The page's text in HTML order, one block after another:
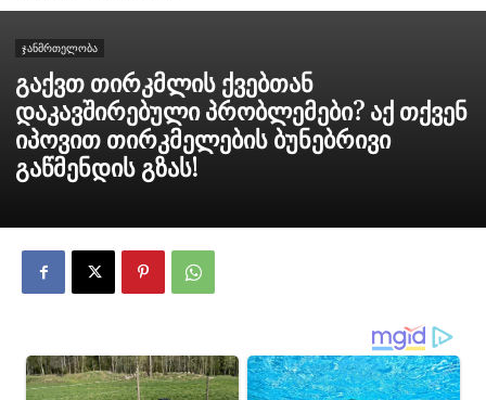
ჯანმრთელობა
გაქვთ თირკმლის ქვებთან
დაკავშირებული პრობლემები? აქ თქვენ
იპოვით თირკმელების ბუნებრივი
გაწმენდის გზას!